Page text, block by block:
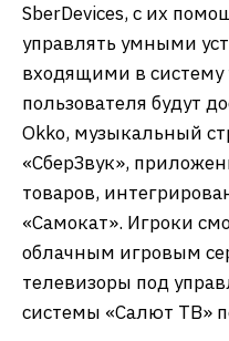
SberDevices, с их
управлять умными
входящими в
пользователя будут
Okko, музыкальный
«СберЗвук»,
товаров,
«Самокат». Игроки
облачным игровым
телевизоры под
системы «Салют ТВ»